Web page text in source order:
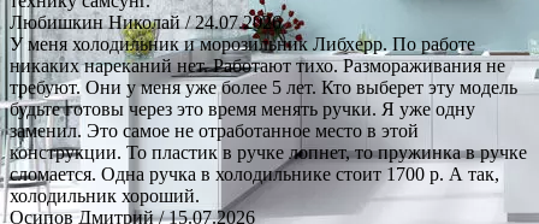
Любишкин Николай/ 24.07.2026
У меня холодильник и морозильник Либхерр. По работе
никаких нареканий нет. Работают тихо. Размораживания не
требуют. Они у меня уже более 5 лет. Кто выберет эту модель
будьте готовы через это время менять ручки. Я уже одну
заменил. Это самое не отработанное место в этой
конструкции. То пластик в ручке лопнет, то пружинка в ручке
сломается. Одна ручка в холодильнике стоит 1700 р. А так,
холодильник хороший.
Осипов Дмитрий/ 15.07.2026